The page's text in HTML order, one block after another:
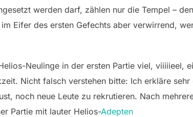
werden darf, zählen nur die Tempel –
Eifer des ersten Gefechts aber verwirrend,
Neulinge in der ersten Partie viel, viiiiieel,
Nicht falsch verstehen bitte: Ich erkläre
noch neue Leute zu rekrutieren. Nach
Partie mit lauter Helios-Adepten